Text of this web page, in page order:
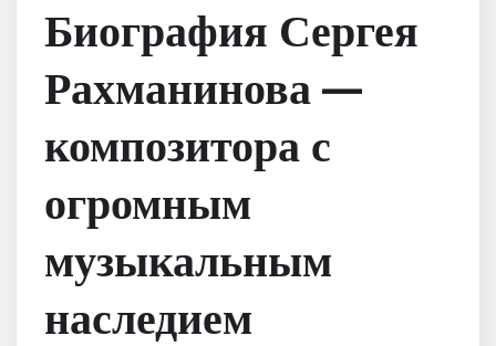
Биография Сергея
Рахманинова —
композитора с
огромным
музыкальным
наследием